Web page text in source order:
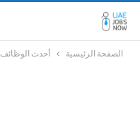
الصفحة الرئيسية أحدث الوظائف